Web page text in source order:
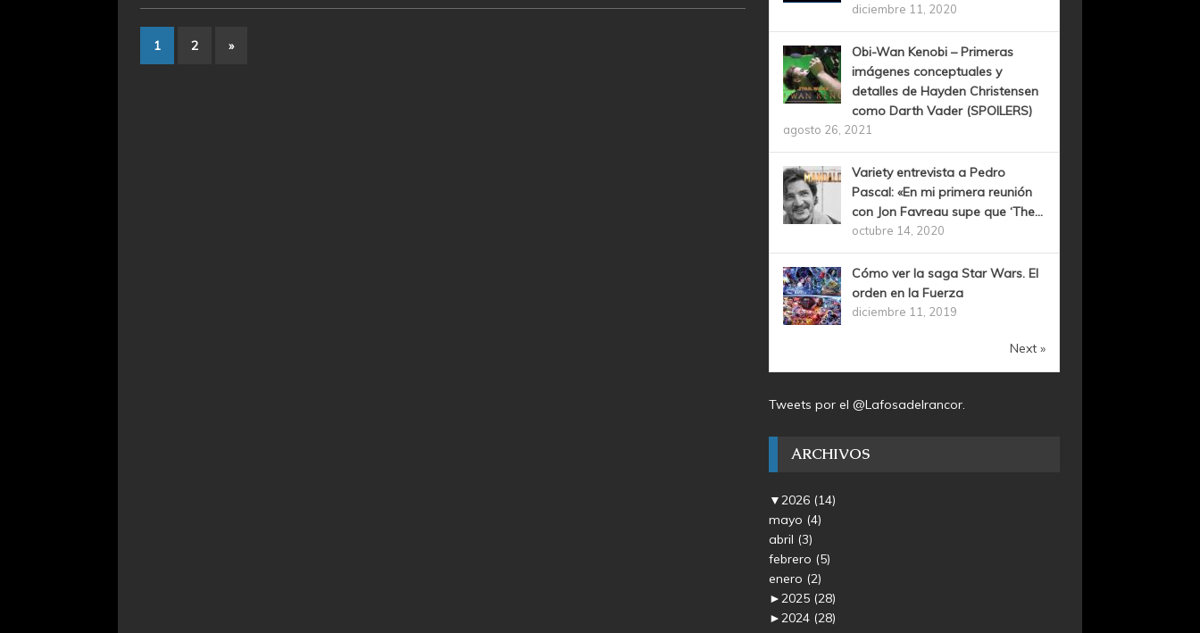
1 2 »
diciembre 11, 2020
Obi-Wan Kenobi – Primeras
imágenes conceptuales y
detalles de Hayden Christensen
como Darth Vader (SPOILERS)
agosto 26, 2021
Variety entrevista a Pedro
Pascal: «En mi primera reunión
con Jon Favreau supe que ‘The...
octubre 14, 2020
Cómo ver la saga Star Wars. El
orden en la Fuerza
diciembre 11, 2019
Next »
Tweets por el @Lafosadelrancor.
ARCHIVOS
▼2026 (14)
mayo (4)
abril (3)
febrero (5)
enero (2)
►2025 (28)
►2024 (28)